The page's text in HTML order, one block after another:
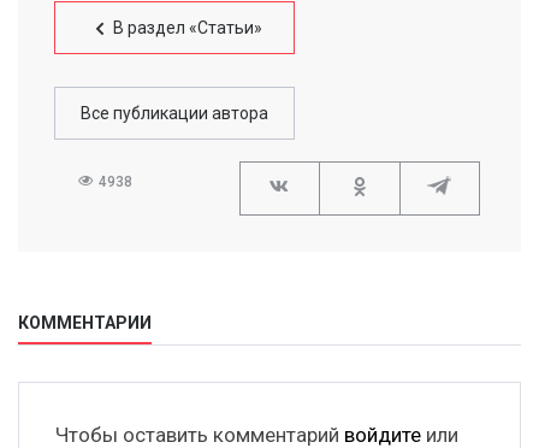
В раздел «Статьи»
Все публикации автора
4938
КОММЕНТАРИИ
Чтобы оставить комментарий войдите или